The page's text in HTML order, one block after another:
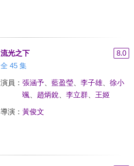
流光之下
8.0
全 45 集
演員： 張涵予、 藍盈瑩、 李子雄、 徐小
颯
趙炳銳 李立群、 王姬
導演： 黃俊文